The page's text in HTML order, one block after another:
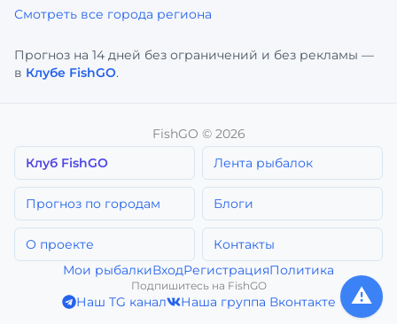
Смотреть все города региона
Прогноз на 14 дней без ограничений и без рекламы —
в Клубе FishGO.
⚠️
FishGO © 2026
Клуб FishGO
Лента рыбалок
Прогноз по городам Блоги
О проекте
Контакты
Мои рыбалкиВходРегистрацияПолитика
Подпишитесь на FishGO
Наш TG канал Наша группа Вконтакте